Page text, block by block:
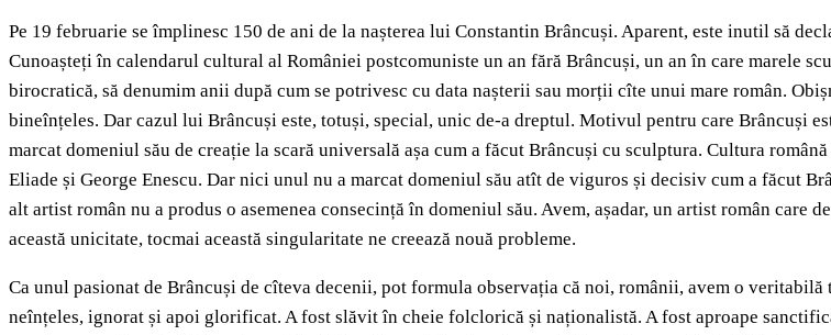
Pe 19 februarie se împlinesc 150 de ani de la nașterea lui Constantin Brâncuși. Aparent, este inutil să
Cunoașteți în calendarul cultural al României postcomuniste un an fără Brâncuși, un an în care marele
birocratică, să denumim anii după cum se potrivesc cu data nașterii sau morții cîte unui mare român.
bineînțeles. Dar cazul lui Brâncuși este, totuși, special, unic de-a dreptul. Motivul pentru care Brâncuși
marcat domeniul său de creație la scară universală așa cum a făcut Brâncuși cu sculptura. Cultura
Eliade și George Enescu. Dar nici unul nu a marcat domeniul său atît de viguros și decisiv cum a făcut
alt artist român nu a produs o asemenea consecință în domeniul său. Avem, așadar, un artist român
această unicitate, tocmai această singularitate ne creează nouă probleme.
Ca unul pasionat de Brâncuși de cîteva decenii, pot formula observația că noi, românii, avem o
neînțeles, ignorat și apoi glorificat. A fost slăvit în cheie folclorică și naționalistă. A fost aproape